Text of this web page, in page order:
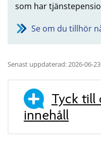
som har
Se om du tillhör
Senast uppdaterad: 2026-06-23
Tyck till
innehåll